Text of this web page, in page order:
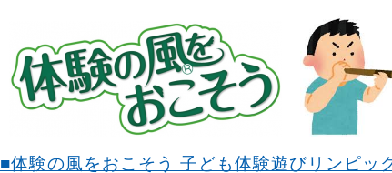
■体験の風をおこそう 子ども体験遊びリンピッ